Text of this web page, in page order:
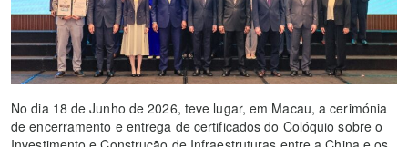
No dia 18 de Junho de 2026, teve lugar, em Macau, a cerimónia
de encerramento e entrega de certificados do Colóquio sobre o